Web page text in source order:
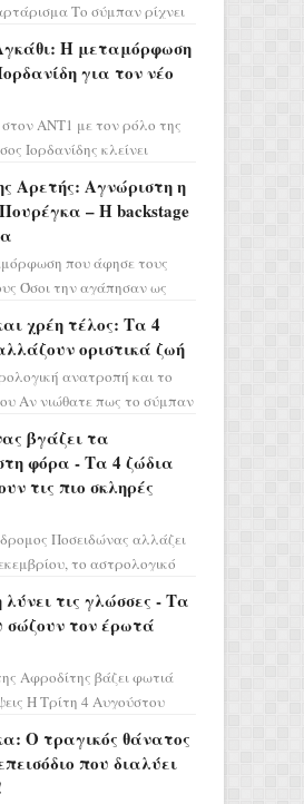
Το σύμπαν ρίχνει
σελην...Η μεταμόρφωση
για τον νέο
ΑΝΤ1 με τον ρόλο της
Ιορδανίδης κλείνει
Νύχτα Μόνο» ...
Αρετής: Αγνώριστη η
– H backstage
που άφησε τους
Όσοι την αγάπησαν ως
προετοιμαστο...
χρέη τέλος: Τα 4
οριστικά ζωή
ανατροπή και το
Αν νιώθατε πως το σύμπαν
α...
βγάζει τα
φόρα - Τα 4 ζώδια
τις πιο σκληρές
Ποσειδώνας αλλάζει
το αστρολογικό
...
τις γλώσσες - Τα
σώζουν τον έρωτά
Αφροδίτης βάζει φωτιά
Η Τρίτη 4 Αυγούστου
η Αφροδίτη πρ...
Ο τραγικός θάνατος
που διαλύει